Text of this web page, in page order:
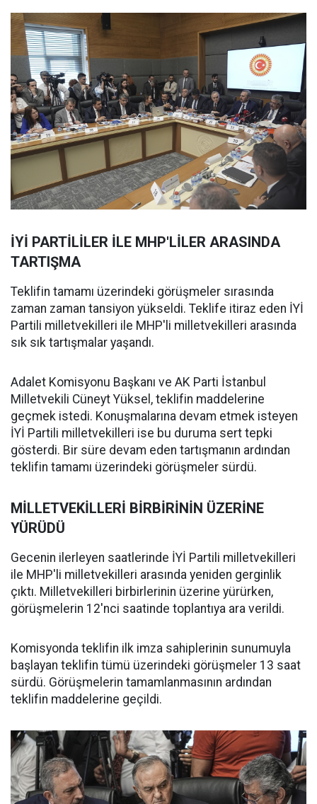
İYİ PARTİLİLER İLE MHP'LİLER ARASINDA
TARTIŞMA
Teklifin tamamı üzerindeki görüşmeler sırasında
zaman zaman tansiyon yükseldi. Teklife itiraz eden İYİ
Partili milletvekilleri ile MHP'li milletvekilleri arasında
sık sık tartışmalar yaşandı.
Adalet Komisyonu Başkanı ve AK Parti İstanbul
Milletvekili Cüneyt Yüksel, teklifin maddelerine
geçmek istedi. Konuşmalarına devam etmek isteyen
İYİ Partili milletvekilleri ise bu duruma sert tepki
gösterdi. Bir süre devam eden tartışmanın ardından
teklifin tamamı üzerindeki görüşmeler sürdü.
MİLLETVEKİLLERİ BİRBİRİNİN ÜZERİNE
YÜRÜDÜ
Gecenin ilerleyen saatlerinde İYİ Partili milletvekilleri
ile MHP'li milletvekilleri arasında yeniden gerginlik
çıktı. Milletvekilleri birbirlerinin üzerine yürürken,
görüşmelerin 12'nci saatinde toplantıya ara verildi.
Komisyonda teklifin ilk imza sahiplerinin sunumuyla
başlayan teklifin tümü üzerindeki görüşmeler 13 saat
sürdü. Görüşmelerin tamamlanmasının ardından
teklifin maddelerine geçildi.